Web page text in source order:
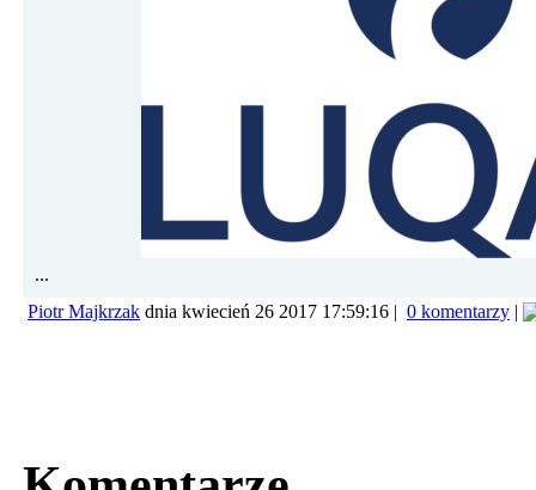
...
Piotr Majkrzak dnia kwiecień 26 2017 17:59:16 | 0 komentarzy |